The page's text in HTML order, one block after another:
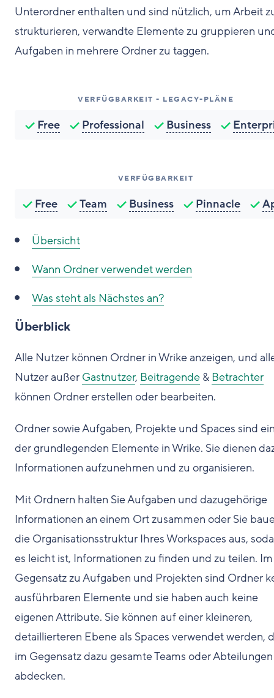
Unterordner enthalten und sind nützlich, um Arbeit
strukturieren, verwandte Elemente zu gruppieren
Aufgaben in mehrere Ordner zu taggen.
VERFÜGBARKEIT - LEGACY-PLÄNE
Free Professional Business
VERFÜGBARKEIT
Free Team Business Pinnacle
Übersicht
Wann Ordner verwendet werden
Was steht als Nächstes an?
Überblick
Alle Nutzer können Ordner in Wrike anzeigen, und
Nutzer außer Gastnutzer, Beitragende & Betrachter
können Ordner erstellen oder bearbeiten.
Ordner sowie Aufgaben, Projekte und Spaces sind
der grundlegenden Elemente in Wrike. Sie dienen
Informationen aufzunehmen und zu organisieren.
Mit Ordnern halten Sie Aufgaben und dazugehörige
Informationen an einem Ort zusammen oder Sie
die Organisationsstruktur Ihres Workspaces aus,
es leicht ist, Informationen zu finden und zu teilen. Im
Gegensatz zu Aufgaben und Projekten sind Ordner
ausführbaren Elemente und sie haben auch keine
eigenen Attribute. Sie können auf einer kleineren,
detaillierteren Ebene als Spaces verwendet werden,
im Gegensatz dazu gesamte Teams oder Abteilungen
abdecken.